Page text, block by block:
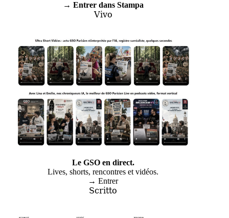
→ Entrer dans Stampa
Vivo
Le GSO en direct.
Lives, shorts, rencontres et vidéos.
→ Entrer
Scritto